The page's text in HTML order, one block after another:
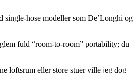
single-hose modeller som De’Longhi og
fuld “room-to-room” portability; du
loftsrum eller store stuer ville jeg dog